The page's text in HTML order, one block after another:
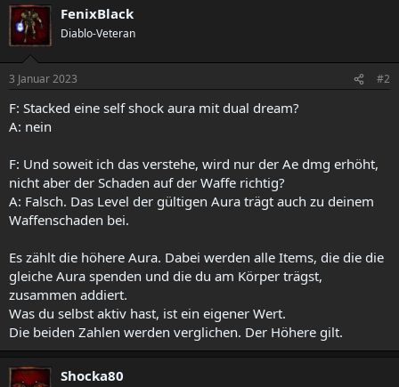
FenixBlack
Diablo-Veteran
3 Januar 2023 #2
F: Stacked eine self shock aura mit dual dream?
A: nein
F: Und soweit ich das verstehe, wird nur der Ae dmg erhöht,
nicht aber der Schaden auf der Waffe richtig?
A: Falsch. Das Level der gültigen Aura trägt auch zu deinem
Waffenschaden bei.
Es zählt die höhere Aura. Dabei werden alle Items, die die die
gleiche Aura spenden und die du am Körper trägst,
zusammen addiert.
Was du selbst aktiv hast, ist ein eigener Wert.
Die beiden Zahlen werden verglichen. Der Höhere gilt.
Shocka80